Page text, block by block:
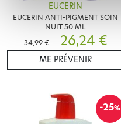
EUCERIN
EUCERIN ANTI-PIGMENT SOIN
NUIT 50 ML
34,99 €
26,24 €
ME PRÉVENIR
-25%